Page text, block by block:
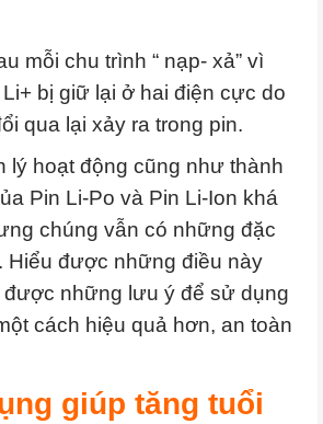
mỗi chu trình “ nạp- xả” vì
bị giữ lại ở hai điện cực do
qua lại xảy ra trong pin.
lý hoạt động cũng như thành
Pin Li-Po và Pin Li-Ion khá
chúng vẫn có những đặc
Hiểu được những điều này
được những lưu ý để sử dụng
cách hiệu quả hơn, an toàn
giúp tăng tuổi